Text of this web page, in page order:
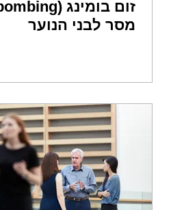
מסר לבני הנוער